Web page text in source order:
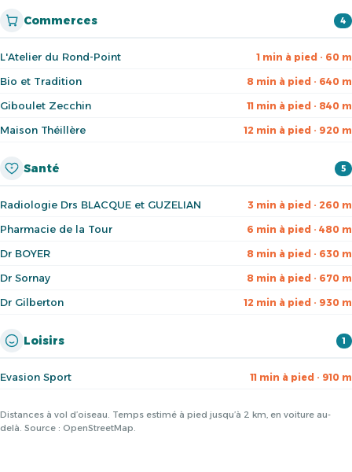
Commerces 4
L'Atelier du Rond-Point 1 min à pied · 60 m
Bio et Tradition 8 min à pied · 640 m
Giboulet Zecchin 11 min à pied · 840 m
Maison Théillère 12 min à pied · 920 m
Santé 5
Radiologie Drs BLACQUE et GUZELIAN 3 min à pied · 260 m
Pharmacie de la Tour 6 min à pied · 480 m
Dr BOYER 8 min à pied · 630 m
Dr Sornay 8 min à pied · 670 m
Dr Gilberton 12 min à pied · 930 m
Loisirs 1
Evasion Sport 11 min à pied · 910 m
Distances à vol d’oiseau. Temps estimé à pied jusqu’à 2 km, en voiture au-
delà. Source : OpenStreetMap.